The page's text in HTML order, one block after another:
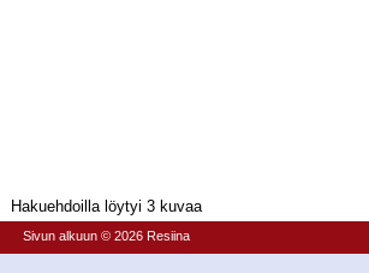
Hakuehdoilla löytyi 3 kuvaa
Sivun alkuun © 2026 Resiina